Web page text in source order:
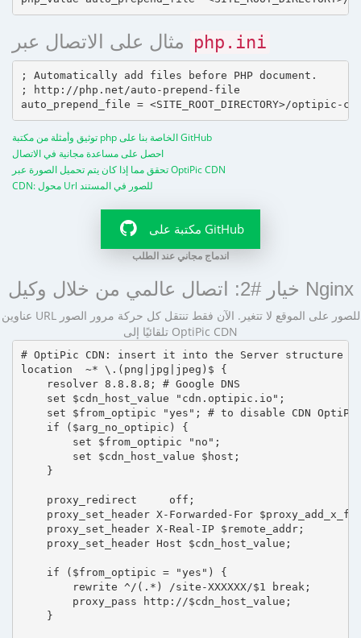
php.ini
; Automatically add files before PHP document.
; http://php.net/auto-prepend-file
توثيق وأمثلة من مكتبة php الخاصة بنا على GitHub
احصل على مساعدة مجانية في الاتصال
تحقق مما إذا كان يتم تحميل الصورة عبر OptiPic CDN
CDN: محول Url للصور في المستند
مكتبة على GitHub
اندماج مجاني عند الطلب
خيار #2: اتصال عالمي من خلال وكيل Nginx
عناوين URL للصور على الموقع لا تتغير. الآن فقط تنتقل كل حركة مرور الصور
تلقائيًا إلى OptiPic CDN
# OptiPic CDN: insert it into the Server structure
location  ~* \.(png|jpg|jpeg)$ {
    resolver 8.8.8.8; # Google DNS
    set $cdn_host_value "cdn.optipic.io";
set $from_optipic "yes"; # to disable CDN
    if ($arg_no_optipic) {
        set $from_optipic "no";
        set $cdn_host_value $host;
    }
    proxy_redirect     off;
proxy_set_header X-Forwarded-For
    proxy_set_header X-Real-IP $remote_addr;
    proxy_set_header Host $cdn_host_value;
    if ($from_optipic = "yes") {
        rewrite ^/(.*) /site-XXXXXX/$1 break;
        proxy_pass http://$cdn_host_value;
    }